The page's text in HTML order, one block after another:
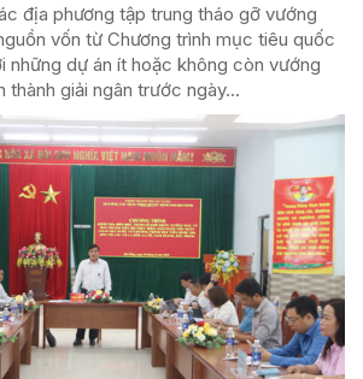
địa phương tập trung tháo gỡ vướng
vốn từ Chương trình mục tiêu quốc
những dự án ít hoặc không còn vướng
thành giải ngân trước ngày...